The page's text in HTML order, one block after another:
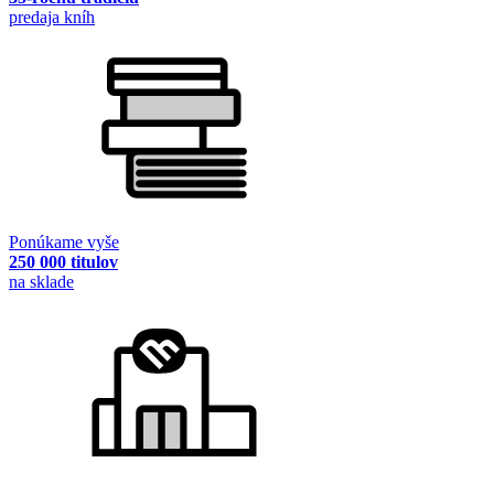
predaja kníh
Ponúkame vyše
250 000 titulov
na sklade